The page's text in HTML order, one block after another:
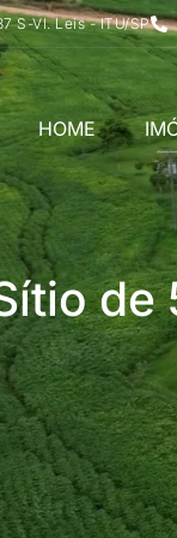
S-Vl. Leis - ITU/SP
HOME
de